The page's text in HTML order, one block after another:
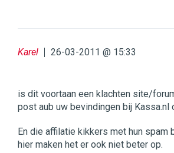
Karel 26-03-2011 @ 15:33
is dit voortaan een klachten site/
post aub uw bevindingen bij Kassa.nl
En die affilatie kikkers met hun spam
hier maken het er ook niet beter op.